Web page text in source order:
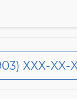
ХХХ-XX-